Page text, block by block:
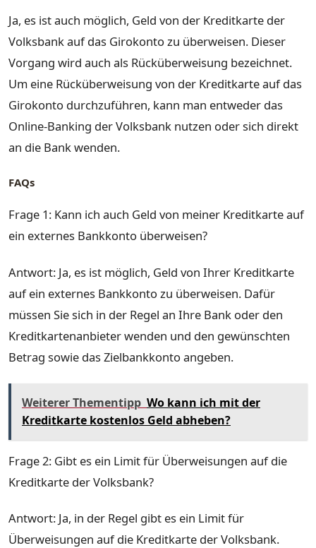
Ja, es ist auch möglich, Geld von der Kreditkarte der
Volksbank auf das Girokonto zu überweisen. Dieser
Vorgang wird auch als Rücküberweisung bezeichnet.
Um eine Rücküberweisung von der Kreditkarte auf das
Girokonto durchzuführen, kann man entweder das
Online-Banking der Volksbank nutzen oder sich direkt
an die Bank wenden.
FAQs
Frage 1: Kann ich auch Geld von meiner Kreditkarte auf
ein externes Bankkonto überweisen?
Antwort: Ja, es ist möglich, Geld von Ihrer Kreditkarte
auf ein externes Bankkonto zu überweisen. Dafür
müssen Sie sich in der Regel an Ihre Bank oder den
Kreditkartenanbieter wenden und den gewünschten
Betrag sowie das Zielbankkonto angeben.
Weiterer Thementipp Wo kann ich mit der
Kreditkarte kostenlos Geld abheben?
Frage 2: Gibt es ein Limit für Überweisungen auf die
Kreditkarte der Volksbank?
Antwort: Ja, in der Regel gibt es ein Limit für
Überweisungen auf die Kreditkarte der Volksbank.